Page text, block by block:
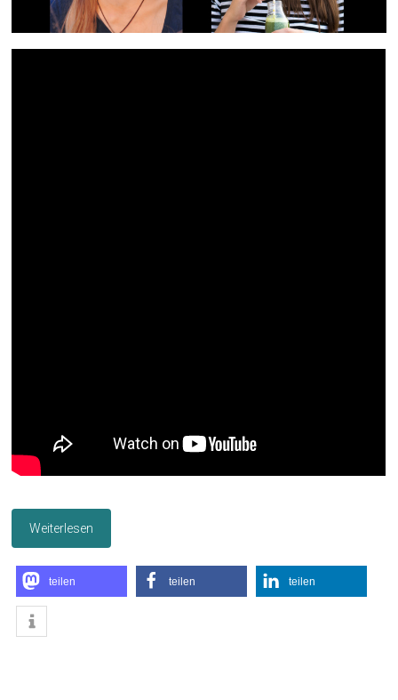
Weiterlesen
teilen teilen teilen